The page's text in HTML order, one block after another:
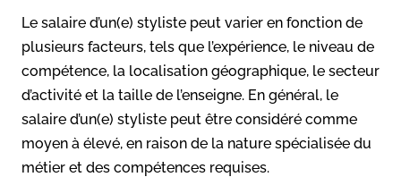
Le salaire d’un(e) styliste peut varier en fonction de
plusieurs facteurs, tels que l’expérience, le niveau de
compétence, la localisation géographique, le secteur
d’activité et la taille de l’enseigne. En général, le
salaire d’un(e) styliste peut être considéré comme
moyen à élevé, en raison de la nature spécialisée du
métier et des compétences requises.